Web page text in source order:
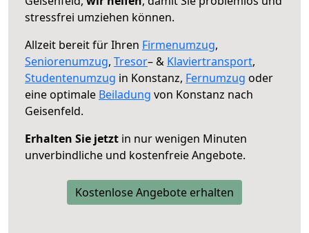
stressfrei umziehen können.
Allzeit bereit für Ihren Firmenumzug,
Seniorenumzug, Tresor– & Klaviertransport,
Studentenumzug in Konstanz, Fernumzug oder
eine optimale Beiladung von Konstanz nach
Geisenfeld.
Erhalten Sie jetzt in nur wenigen Minuten
unverbindliche und kostenfreie Angebote.
Kostenlose Angebote erhalten